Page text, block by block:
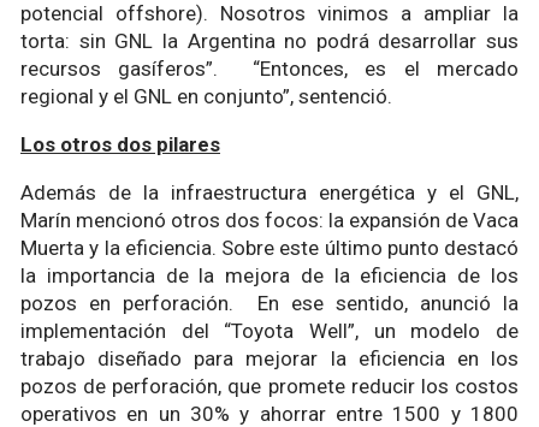
potencial offshore). Nosotros vinimos a ampliar la
torta: sin GNL la Argentina no podrá desarrollar sus
recursos gasíferos”. “Entonces, es el mercado
regional y el GNL en conjunto”, sentenció.
Los otros dos pilares
Además de la infraestructura energética y el GNL,
Marín mencionó otros dos focos: la expansión de Vaca
Muerta y la eficiencia. Sobre este último punto destacó
la importancia de la mejora de la eficiencia de los
pozos en perforación. En ese sentido, anunció la
implementación del “Toyota Well”, un modelo de
trabajo diseñado para mejorar la eficiencia en los
pozos de perforación, que promete reducir los costos
operativos en un 30% y ahorrar entre 1500 y 1800